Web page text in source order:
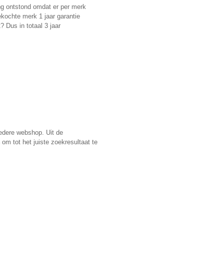
ontstond omdat er per merk
merk 1 jaar garantie
Dus in totaal 3 jaar
webshop. Uit de
om tot het juiste zoekresultaat te